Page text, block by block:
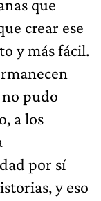
que
crear ese
y más fácil.
pudo
a los
por sí
y eso